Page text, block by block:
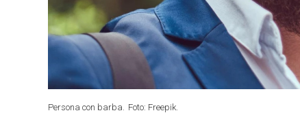
Persona con barba. Foto: Freepik.